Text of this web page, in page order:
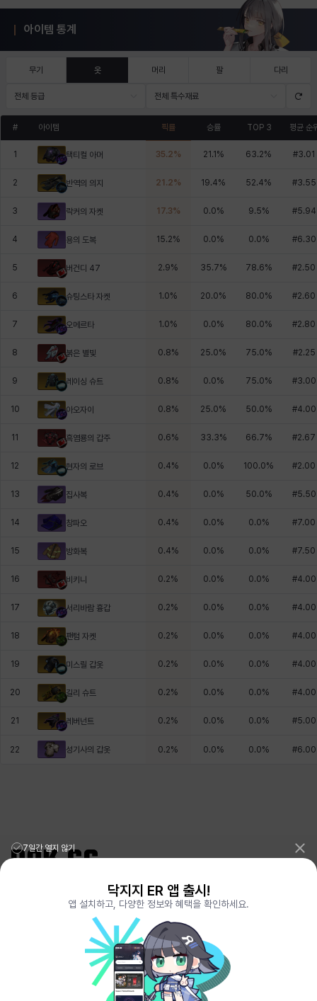
아이템 통계
무기 옷 머리 팔 다리
전체 등급 전체 특수재료
# 아이템 픽률 승률 TOP 3 평균 순
1 택티컬 아머 35.2% 21.1 % 63.2% #3.01
2 반역의 의지 21.2% 19.4% 52.4% #3.55
3 락커의 자켓 17.3% 0.0% 9.5% #5.94
4 용의 도복 15.2% 0.0% 0.0% #6.30
5 버건디 47 2.9% 35.7% 78.6% #2.50
6 슈팅스타 자켓 1.0% 20.0% 80.0% #2.60
7 오메르타 1.0% 0.0% 80.0% #2.80
8 붉은 별빛 0.8% 25.0% 75.0% #2.25
9 레이싱 슈트 0.8% 0.0% 75.0% #3.00
10 아오자이 0.8% 25.0% 50.0% #4.00
11 흑염룡의 갑주 0.6% 33.3% 66.7% #2.67
12 현자의 로브 0.4% 0.0% 100.0% #2.00
13 집사복 0.4% 0.0% 50.0% #5.50
14 창파오 0.4% 0.0% 0.0% #7.00
15 방화복 0.4% 0.0% 0.0% #7.50
16 비키니 0.2% 0.0% 0.0% #4.00
17 서리바람 흉갑 0.2% 0.0% 0.0% #4.00
18 팬텀 자켓 0.2% 0.0% 0.0% #4.00
19 미스릴 갑옷 0.2% 0.0% 0.0% #4.00
20 길리 슈트 0.2% 0.0% 0.0% #4.00
21 레버넌트 0.2% 0.0% 0.0% #5.00
22 성기사의 갑옷 0.2% 0.0% 0.0% #6.00
리그오브레전드 전적검색 포로지지PORO.GG
전략적팀전투 TFT 전적검색 롤체지지 LOLCHESS.GG
메이플스토리 종합통계MAPLE.GG
VALORANT.DAK.GG
배틀그라운드 전적검색PUBG.DAK.GG
이터널 리턴 전적검색ER.DAK.GG
GENSHIN.DAK.GG
DEADLOCK.DAK.GG
7일간 열지 않기
닥지지 ER 앱 출시!
앱 설치하고, 다양한 정보와 혜택을 확인하세요.